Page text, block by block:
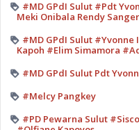
#MD GPdI Sulut #Pdt
Meki Onibala Rendy
#MD GPdI Sulut
Kapoh #Elim Simamora
#MD GPdI Sulut Pdt
#Melcy Pangkey
#PD Pewarna Sulut